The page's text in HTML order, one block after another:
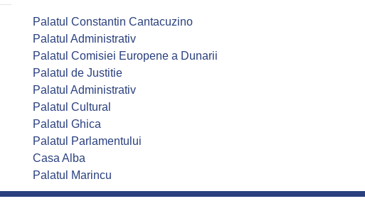
Palatul Constantin Cantacuzino
Palatul Administrativ
Palatul Comisiei Europene a Dunarii
Palatul de Justitie
Palatul Administrativ
Palatul Cultural
Palatul Ghica
Palatul Parlamentului
Casa Alba
Palatul Marincu